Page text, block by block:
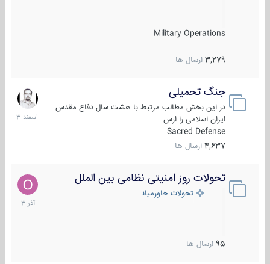
Military Operations
3,279 ارسال ها
جنگ تحمیلی
در این بخش مطالب مرتبط با هشت سال دفاع مقدس
ایران اسلامی را ارس
Sacred Defense
4,637 ارسال ها
20
اسفند
1403
تحولات روز امنیتی نظامی بین الملل
تحولات خاورمیانه
95 ارسال ها
21
آذر
1403